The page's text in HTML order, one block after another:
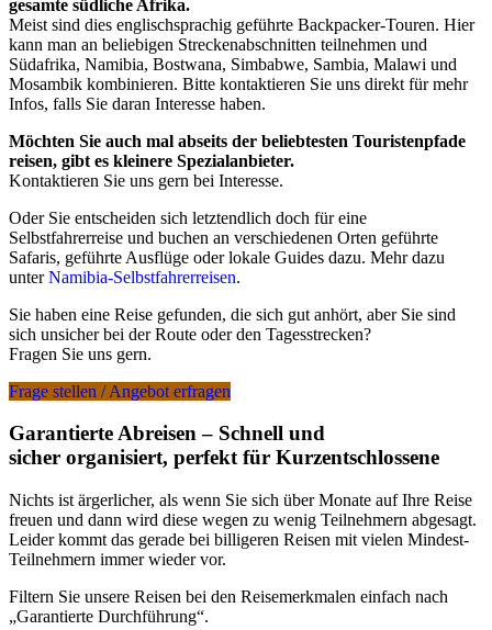
gesamte südliche Afrika.
Meist sind dies englischsprachig geführte Backpacker-Touren. Hier
kann man an beliebigen Streckenabschnitten teilnehmen und
Südafrika, Namibia, Bostwana, Simbabwe, Sambia, Malawi und
Mosambik kombinieren. Bitte kontaktieren Sie uns direkt für mehr
Infos, falls Sie daran Interesse haben.
Möchten Sie auch mal abseits der beliebtesten Touristenpfade
reisen, gibt es kleinere Spezialanbieter.
Kontaktieren Sie uns gern bei Interesse.
Oder Sie entscheiden sich letztendlich doch für eine
Selbstfahrerreise und buchen an verschiedenen Orten geführte
Safaris, geführte Ausflüge oder lokale Guides dazu. Mehr dazu
unterNamibia-Selbstfahrerreisen.
Sie haben eine Reise gefunden, die sich gut anhört, aber Sie sind
sich unsicher bei der Route oder den Tagesstrecken?
Fragen Sie uns gern.
Frage stellen / Angebot erfragen
Garantierte Abreisen – Schnell und
sicher organisiert, perfekt für Kurzentschlossene
Nichts ist ärgerlicher, als wenn Sie sich über Monate auf Ihre Reise
freuen und dann wird diese wegen zu wenig Teilnehmern abgesagt.
Leider kommt das gerade bei billigeren Reisen mit vielen Mindest-
Teilnehmern immer wieder vor.
Filtern Sie unsere Reisen bei den Reisemerkmalen einfach nach
„Garantierte Durchführung“.